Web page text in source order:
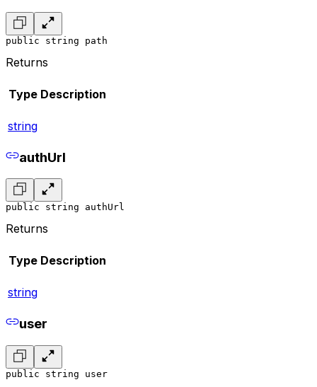
public string path
Returns
Type Description
string
authUrl
public string authUrl
Returns
Type Description
string
user
public string user